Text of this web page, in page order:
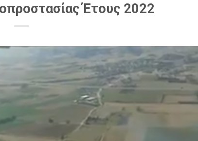
Έτους 2022